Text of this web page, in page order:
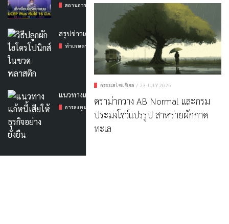
กระแสโซเชียล / 23 JULY 2025
ดราม่ากวาง AB Normal และกรม
ประมงโชว์แปรรูป สาหร่ายผักกาด
ทะเล
สถานการณ์โควิด-19 / 10 MARCH 2022
สรุปข่าวเด่นด้านเกษตร 31 กค.68
ทำเกษตร 31 JULY 2025
แนวทางแก้หนี้เสียให้ธุรกิจอย่างยั่งยืน
การลงทุน 6 FEBRUARY 2024